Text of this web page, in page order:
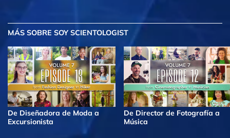
MÁS SOBRE SOY SCIENTOLOGIST
De Diseñadora de Moda a
Excursionista
De Director de Fotografía a
Música